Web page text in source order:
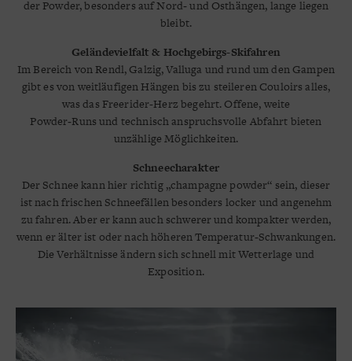
der Powder, besonders auf Nord‑ und Osthängen, lange liegen
bleibt.
Geländevielfalt & Hochgebirgs-Skifahren
Im Bereich von Rendl, Galzig, Valluga und rund um den Gampen
gibt es von weitläufigen Hängen bis zu steileren Couloirs alles,
was das Freerider-Herz begehrt. Offene, weite
Powder‑Runs und technisch anspruchsvolle Abfahrt bieten
unzählige Möglichkeiten.
Schneecharakter
Der Schnee kann hier richtig „champagne powder“ sein, dieser
ist nach frischen Schneefällen besonders locker und angenehm
zu fahren. Aber er kann auch schwerer und kompakter werden,
wenn er älter ist oder nach höheren Temperatur‑Schwankungen.
Die Verhältnisse ändern sich schnell mit Wetterlage und
Exposition.